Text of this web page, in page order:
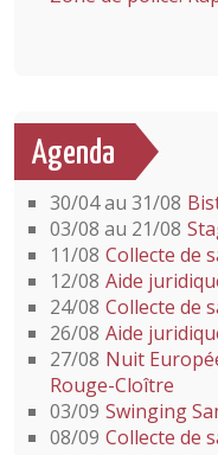
Agenda
30/04 au 31/08
03/08 au 21/08
11/08 Collecte de
12/08 Aide
24/08 Collecte de
26/08 Aide
27/08 Nuit
Rouge-Cloître
03/09 Swinging
08/09 Collecte de